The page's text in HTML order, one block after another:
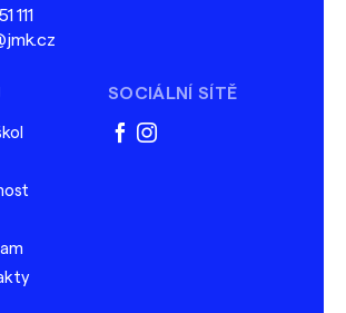
111
SOCIÁLNÍ SÍTĚ
facebook
instagram